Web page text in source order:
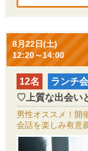
8月22日(土)
12:20～14:00
12名
ランチ会
♡上質な出会い
男性オススメ！開
会話を楽しみ有意